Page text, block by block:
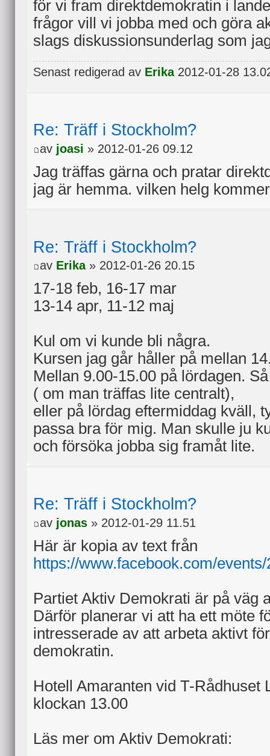
för vi fram direktdemokratin i
frågor vill vi jobba med och göra
slags diskussionsunderlag som
Senast redigerad av Erika2012-01-28
Re: Träff i Stockholm?
av joasi » 2012-01-26 09.12
Jag träffas gärna och pratar
jag är hemma. vilken helg
Re: Träff i Stockholm?
av Erika» 2012-01-26 20.15
17-18 feb, 16-17 mar
13-14 apr, 11-12 maj
Kul om vi kunde bli några.
Kursen jag går håller på mellan
Mellan 9.00-15.00 på lördagen.
( om man träffas lite centralt),
eller på lördag eftermiddag kväll,
passa bra för mig. Man skulle ju
och försöka jobba sig framåt lite.
Re: Träff i Stockholm?
av jonas » 2012-01-29 11.51
Här är kopia av text från
https://www.facebook.com/
Partiet Aktiv Demokrati är på väg
Därför planerar vi att ha ett möte
intresserade av att arbeta aktivt
demokratin.
Hotell Amaranten vid T-Rådhuset
klockan 13.00
Läs mer om Aktiv Demokrati: